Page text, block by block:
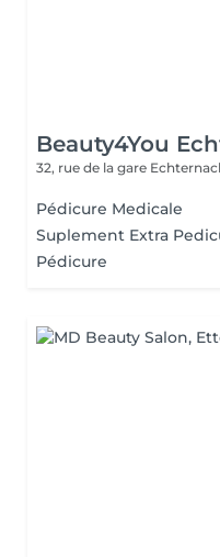
Beauty4You
32, rue de la gare
Pédicure Medicale
Suplement Extra
Pédicure